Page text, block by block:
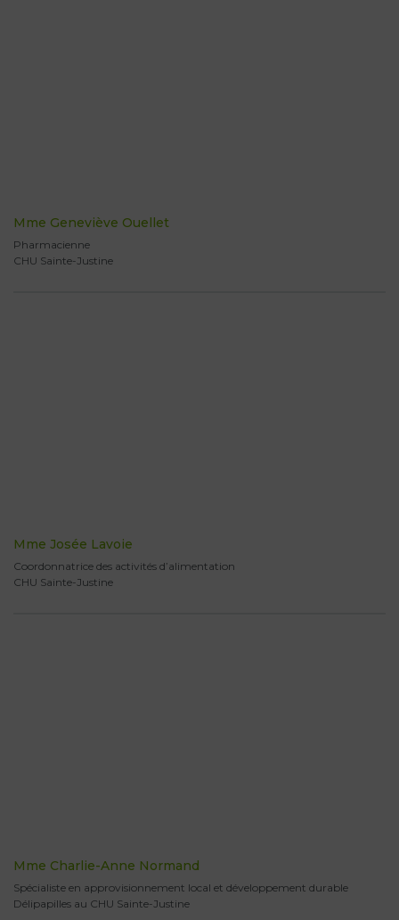
Mme Geneviève Ouellet
Pharmacienne
CHU Sainte-Justine
Mme Josée Lavoie
Coordonnatrice des activités d’alimentation
CHU Sainte-Justine
Mme Charlie-Anne Normand
Spécialiste en approvisionnement local et développement durable
Délipapilles au CHU Sainte-Justine